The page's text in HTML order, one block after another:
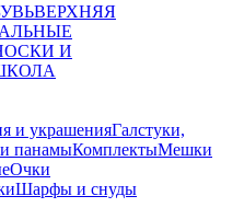
ВЕРХНЯЯ
И
и украшенияГалстуки,
панамыКомплектыМешки
Очки
Шарфы и снуды